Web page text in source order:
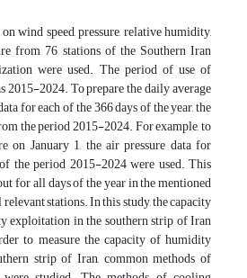
wind speed, pressure, relative humidity,
from 76 stations of the Southern Iran
were used. The period of use of
2015-2024. To prepare the daily average
for each of the 366 days of the year, the
the period 2015-2024. For example, to
on January 1, the air pressure data for
the period 2015-2024 were used. This
for all days of the year in the mentioned
stations. In this study, the capacity
in the southern strip of Iran
to measure the capacity of humidity
strip of Iran, common methods of